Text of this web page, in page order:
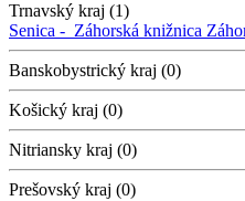
Trnavský kraj (1)
Senica - Záhorská knižnica
Banskobystrický kraj (0)
Košický kraj (0)
Nitriansky kraj (0)
Prešovský kraj (0)